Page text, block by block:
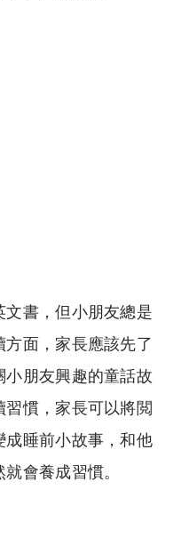
書，但小朋友總是
面，家長應該先了
朋友興趣的童話故
慣，家長可以將閲
成睡前小故事，和他
會養成習慣。